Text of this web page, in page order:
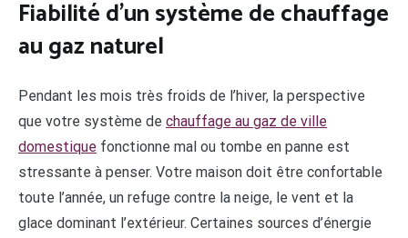
Fiabilité d’un système de chauffage
au gaz naturel
Pendant les mois très froids de l’hiver, la perspective
que votre système de chauffage au gaz de ville
domestique fonctionne mal ou tombe en panne est
stressante à penser. Votre maison doit être confortable
toute l’année, un refuge contre la neige, le vent et la
glace dominant l’extérieur. Certaines sources d’énergie